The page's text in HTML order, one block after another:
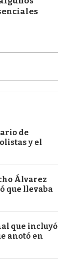
de
y el
Álvarez
que llevaba
que incluyó
anotó en